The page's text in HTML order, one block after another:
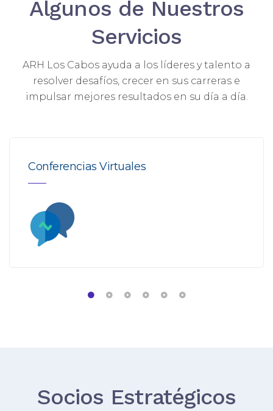
Algunos de Nuestros
Servicios
ARH Los Cabos ayuda a los líderes y talento a
resolver desafíos, crecer en sus carreras e
impulsar mejores resultados en su día a día.
Conferencias Virtuales
Socios Estratégicos